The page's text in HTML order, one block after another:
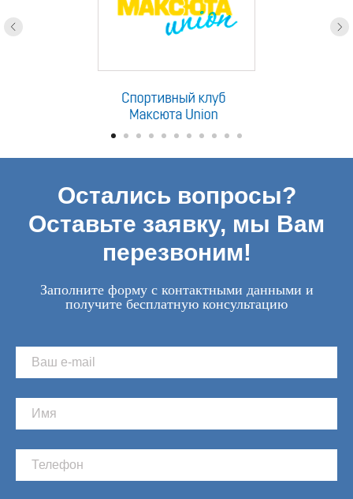
Остались вопросы?
Оставьте заявку, мы Вам
перезвоним!
Заполните форму с контактными данными и
получите бесплатную консультацию